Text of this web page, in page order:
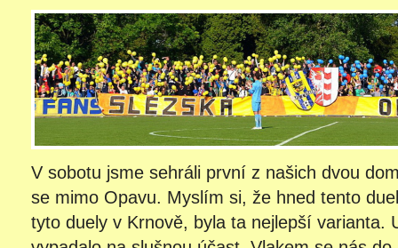
V sobotu jsme sehráli první z našich dvou
se mimo Opavu. Myslím si, že hned tento
tyto duely v Krnově, byla ta nejlepší varianta.